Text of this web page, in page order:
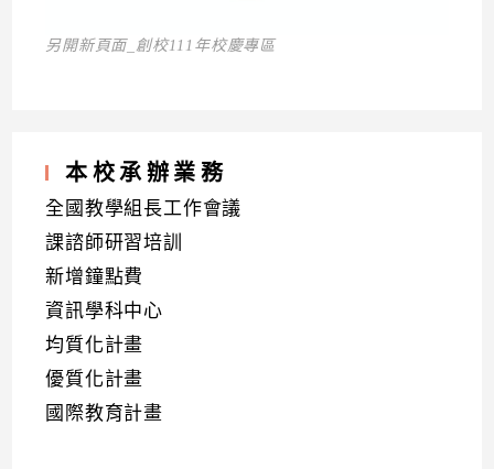
另開新頁面_創校111年校慶專區
本校承辦業務
全國教學組長工作會議
課諮師研習培訓
新增鐘點費
資訊學科中心
均質化計畫
優質化計畫
國際教育計畫